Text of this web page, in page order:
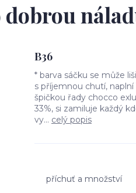
B36
* barva sáčku se může
s příjemnou chutí,
špičkou řady chocco
33%, si zamiluje každý
vy... celý popis
příchuť a množství